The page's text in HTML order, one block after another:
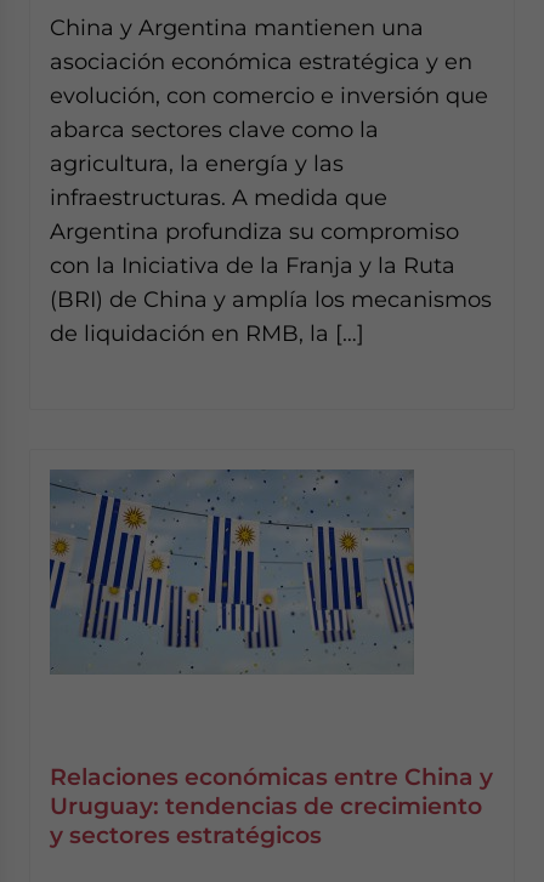
China y Argentina mantienen una
asociación económica estratégica y en
evolución, con comercio e inversión que
abarca sectores clave como la
agricultura, la energía y las
infraestructuras. A medida que
Argentina profundiza su compromiso
con la Iniciativa de la Franja y la Ruta
(BRI) de China y amplía los mecanismos
de liquidación en RMB, la […]
Relaciones económicas entre China y
Uruguay: tendencias de crecimiento
y sectores estratégicos